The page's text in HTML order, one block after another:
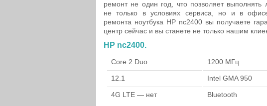
ремонт не один год, что позволяет
не только в условиях сервиса, но и в
ремонта ноутбука HP nc2400 вы получаете
центр сейчас и вы станете не только нашим
HP nc2400.
Core 2 Duo 1200 МГц
12.1 Intel GMA 950
4G LTE — нет Bluetooth